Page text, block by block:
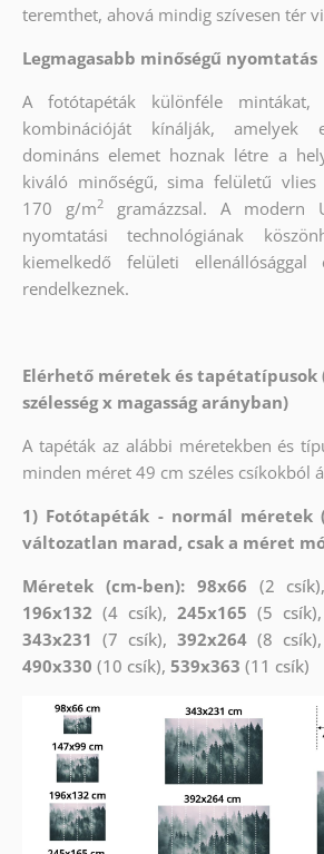
teremthet, ahová mindig szívesen tér
Legmagasabb minőségű nyomtatás
A fotótapéták különféle
kombinációját kínálják,
domináns elemet hoznak létre a
kiváló minőségű, sima felületű vlies
170 g/m2
gramázzsal. A modern
nyomtatási technológiának
kiemelkedő felületi ellenállósággal
rendelkeznek.
Elérhető méretek és tapétatípusok
szélesség x magasság arányban)
A tapéták az alábbi méretekben és
minden méret 49 cm széles csíkokból
1) Fotótapéták - normál
változatlan marad, csak a méret
Méretek (cm-ben): 98x66 (2
196x132 (4 csík), 245x165 (5
343x231 (7 csík), 392x264 (8
490x330 (10 csík), 539x363 (11 csík)